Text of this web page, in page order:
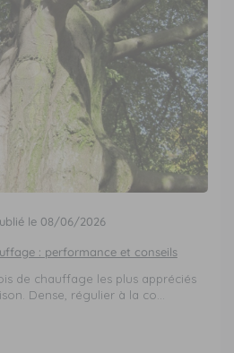
le 08/06/2026
: performance et conseils
de chauffage les plus appréciés
Dense, régulier à la co...